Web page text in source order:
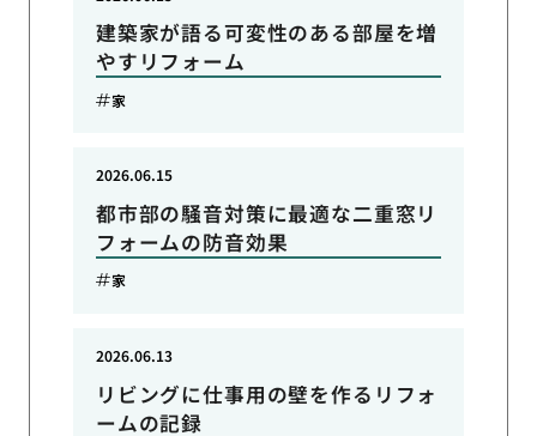
建築家が語る可変性のある部屋を増
やすリフォーム
家
都市部の騒音対策に最適な二重窓リ
フォームの防音効果
2026.06.15
家
リビングに仕事用の壁を作るリフォ
ームの記録
2026.06.13